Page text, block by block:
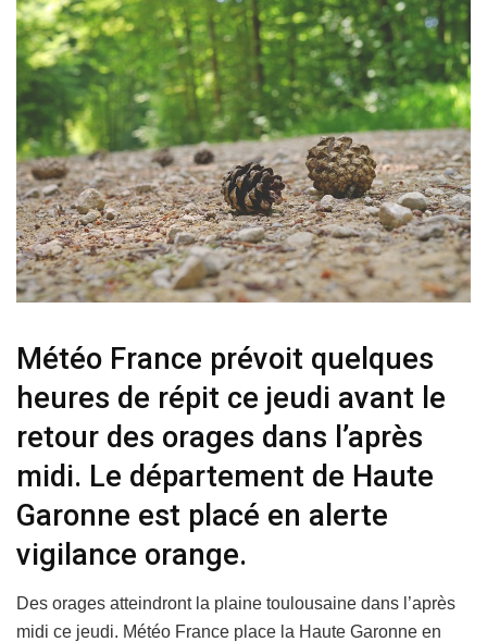
Météo France prévoit quelques
heures de répit ce jeudi avant le
retour des orages dans l’après
midi. Le département de Haute
Garonne est placé en alerte
vigilance orange.
Des orages atteindront la plaine toulousaine dans l’après
midi ce jeudi. Météo France place la Haute Garonne en